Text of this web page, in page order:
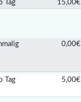
Tag 15,00€
0,00€
Tag 5,00€